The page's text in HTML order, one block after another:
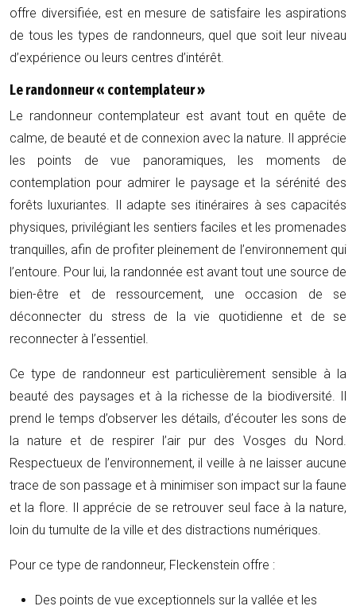
offre diversifiée, est en mesure de satisfaire les aspirations
de tous les types de randonneurs, quel que soit leur niveau
d’expérience ou leurs centres d’intérêt.
Le randonneur « contemplateur »
Le randonneur contemplateur est avant tout en quête de
calme, de beauté et de connexion avec la nature. Il apprécie
les points de vue panoramiques, les moments de
contemplation pour admirer le paysage et la sérénité des
forêts luxuriantes. Il adapte ses itinéraires à ses capacités
physiques, privilégiant les sentiers faciles et les promenades
tranquilles, afin de profiter pleinement de l’environnement qui
l’entoure. Pour lui, la randonnée est avant tout une source de
bien-être et de ressourcement, une occasion de se
déconnecter du stress de la vie quotidienne et de se
reconnecter à l’essentiel.
Ce type de randonneur est particulièrement sensible à la
beauté des paysages et à la richesse de la biodiversité. Il
prend le temps d’observer les détails, d’écouter les sons de
la nature et de respirer l’air pur des Vosges du Nord.
Respectueux de l’environnement, il veille à ne laisser aucune
trace de son passage et à minimiser son impact sur la faune
et la flore. Il apprécie de se retrouver seul face à la nature,
loin du tumulte de la ville et des distractions numériques.
Pour ce type de randonneur, Fleckenstein offre :
Des points de vue exceptionnels sur la vallée et les